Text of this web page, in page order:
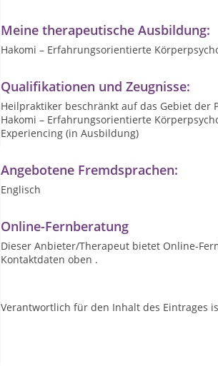
Meine therapeutische Ausbildung:
Hakomi – Erfahrungsorientierte
Qualifikationen und Zeugnisse:
Heilpraktiker beschränkt auf das Gebiet der
Hakomi – Erfahrungsorientierte
Experiencing (in Ausbildung)
Angebotene Fremdsprachen:
Englisch
Online-Fernberatung
Dieser Anbieter/Therapeut bietet Online-
Kontaktdaten oben .
Verantwortlich für den Inhalt des Eintrages